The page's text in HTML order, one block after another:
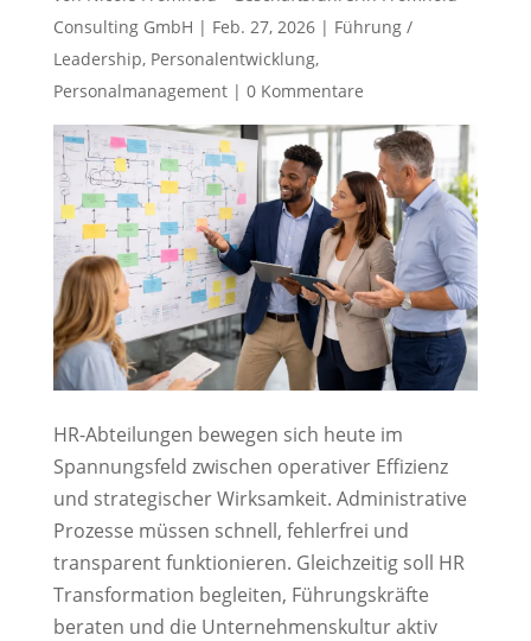
Consulting GmbH | Feb. 27, 2026| Führung /
Leadership, Personalentwicklung,
Personalmanagement| 0 Kommentare
HR-Abteilungen bewegen sich heute im
Spannungsfeld zwischen operativer Effizienz
und strategischer Wirksamkeit. Administrative
Prozesse müssen schnell, fehlerfrei und
transparent funktionieren. Gleichzeitig soll HR
Transformation begleiten, Führungskräfte
beraten und die Unternehmenskultur aktiv